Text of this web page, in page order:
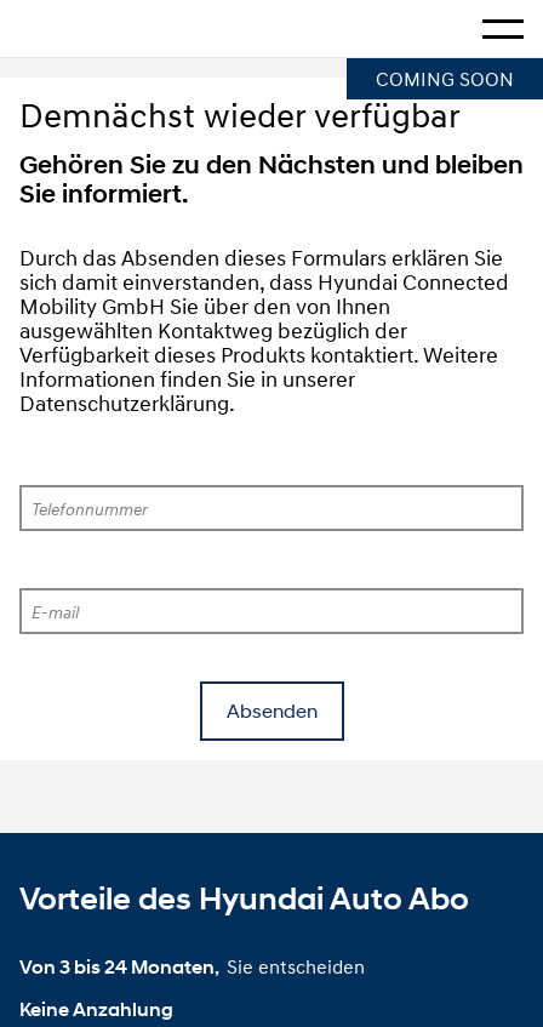
Mehr
COMING SOON
Demnächst wieder verfügbar
Gehören Sie zu den Nächsten und bleiben
Sie informiert.
Durch das Absenden dieses Formulars erklären Sie
sich damit einverstanden, dass Hyundai Connected
Mobility GmbH Sie über den von Ihnen
ausgewählten Kontaktweg bezüglich der
Verfügbarkeit dieses Produkts kontaktiert. Weitere
Informationen finden Sie in unserer
Datenschutzerklärung.
Telefonnummer
E-mail
Absenden
Vorteile des Hyundai Auto Abo
Von 3 bis 24 Monaten, Sie entscheiden
Keine Anzahlung